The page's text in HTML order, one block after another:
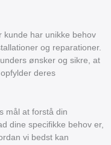
kunde har unikke behov
og reparationer.
ønsker og sikre, at
deres
mål at forstå din
dine specifikke behov er,
vi bedst kan